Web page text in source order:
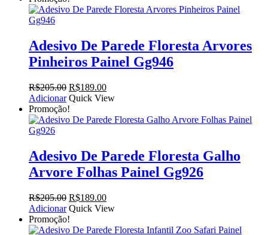
era:
é:
Adesivo De Parede Floresta Arvores
Pinheiros Painel Gg946
R$205.00 O
preço
original
era:
R$189.00O
preço
é:
Adicionar Quick View
Promoção!
Adesivo De Parede Floresta Galho
Arvore Folhas Painel Gg926
R$205.00 O
preço
original
era:
R$189.00O
preço
é:
Adicionar Quick View
Promoção!